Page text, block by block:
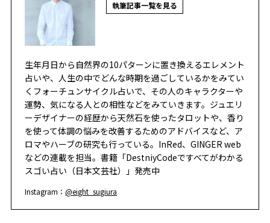
執筆記事一覧を見る
生年月日から自然界の10パターンに置き換えるエレメント
占いや、人生の中でどんな時期を過ごしているかをみてい
くフォーチュンサイクル占いで、その人のキャラクターや
運勢、気になる人との相性などをみていきます。ジュエリ
ーデザイナーの経歴から天然石を使ったタロットや、香り
を使って体調の悩みを改善するためのアドバイスなど、ア
ロマやハーブの研究も行っている。InRed、GINGER web
などの連載を担当。書籍「DestniyCodeですべてがわかる
スゴい占い（日本文芸社）」発売中
Instagram：@eight_sugiura